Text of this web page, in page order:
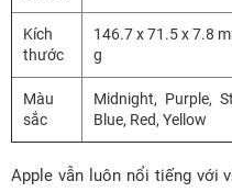
Kích
thước
146.7 x 71.5 x 7.8
g
Màu
sắc
Midnight, Purple,
Blue, Red, Yellow
Apple vẫn luôn nổi tiếng với